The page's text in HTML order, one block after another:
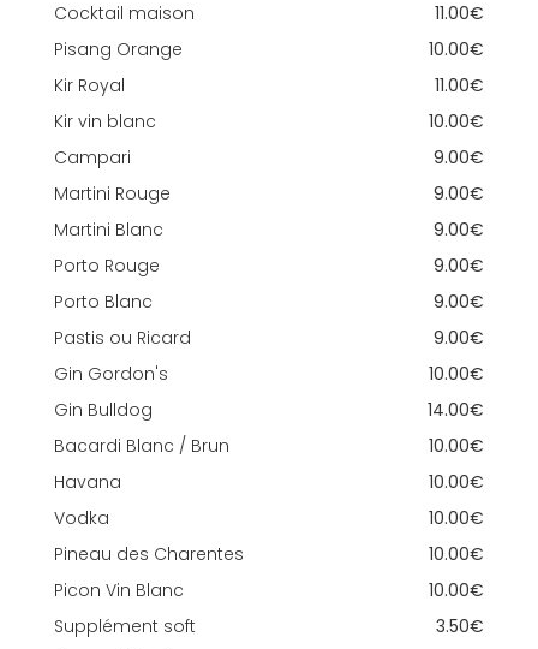
Cocktail maison
11.00€
Pisang Orange
10.00€
Kir Royal
11.00€
Kir vin blanc
10.00€
Campari
9.00€
Martini Rouge
9.00€
Martini Blanc
9.00€
Porto Rouge
9.00€
Porto Blanc
9.00€
Pastis ou Ricard
9.00€
Gin Gordon's
10.00€
Gin Bulldog
14.00€
Bacardi Blanc / Brun
10.00€
Havana
10.00€
Vodka
10.00€
Pineau des Charentes
10.00€
Picon Vin Blanc
10.00€
Supplément soft
3.50€